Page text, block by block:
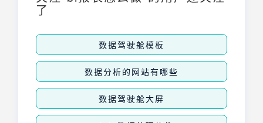
了
数据驾驶舱模板
数据分析的网站有哪些
数据驾驶舱大屏